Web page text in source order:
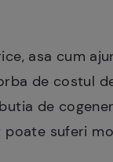
asa cum
de costul
de
suferi